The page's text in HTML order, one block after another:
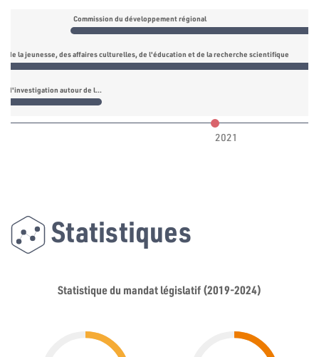
Commission du développement régional
de la jeunesse, des affaires culturelles, de l'éducation et de la recherche scientifique
Commission d'investigation autour de l'incident de Amdoun
2021
Statistiques
Statistique du mandat législatif (2019-2024)